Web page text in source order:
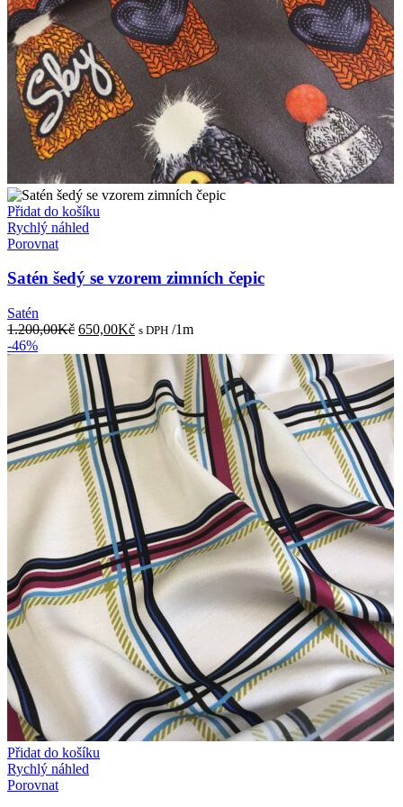
Přidat do košíku
Rychlý náhled
Porovnat
Satén šedý se vzorem zimních čepic
Satén
1.200,00Kč Původní
byla:
1.200,00Kč.
650,00KčAktuální
650,00Kč.
s DPH /1m
-46%
Přidat do košíku
Rychlý náhled
Porovnat